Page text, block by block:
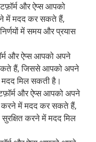
और ऐप्स आपको
में मदद कर सकते हैं,
में समय और प्रयास
और ऐप्स आपको अपने
हैं, जिससे आपको अपने
मदद मिल सकती है।
और ऐप्स आपको अपने
करने में मदद कर सकते हैं,
करने में मदद मिल